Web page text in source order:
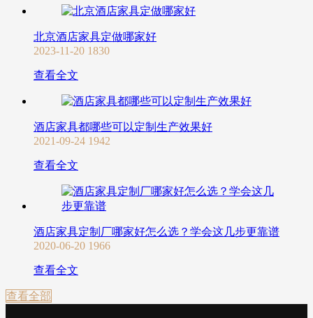
北京酒店家具定做哪家好
2023-11-20 1830
查看全文
酒店家具都哪些可以定制生产效果好
2021-09-24 1942
查看全文
酒店家具定制厂哪家好怎么选？学会这几步更靠谱
2020-06-20 1966
查看全文
查看全部